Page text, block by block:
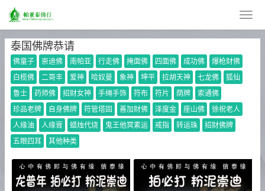
泰国佛牌恭请
佛童子 崇迪佛 南帕亚 行走佛 掩面佛 四面佛 成功佛
爆枪财佛
白榄佛
二哥丰 爱神 哈奴曼 象神 坤平 拉胡天神 七龙佛
狐仙
鲁士
药师佛 招财女神 手绳手饰 符布 符片 荫牌
索通佛
珍品老牌
自身佛牌 符管塔固 善加财佛 泽度金 座山佛
徐祝老人
人缘油
人缘膏 蜡烛代烧 鬼王他冥素运 戒指 转运珠
招财佛牌
五眼四耳
其他种类